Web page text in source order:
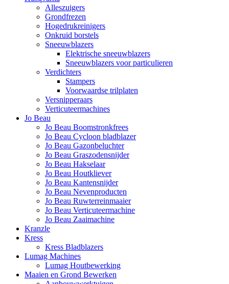
Alleszuigers
Grondfrezen
Hogedrukreinigers
Onkruid borstels
Sneeuwblazers
Elektrische sneeuwblazers
Sneeuwblazers voor particulieren
Verdichters
Stampers
Voorwaardse trilplaten
Versnipperaars
Verticuteermachines
Jo Beau
Jo Beau Boomstronkfrees
Jo Beau Cycloon bladblazer
Jo Beau Gazonbeluchter
Jo Beau Graszodensnijder
Jo Beau Hakselaar
Jo Beau Houtkliever
Jo Beau Kantensnijder
Jo Beau Nevenproducten
Jo Beau Ruwterreinmaaier
Jo Beau Verticuteermachine
Jo Beau Zaaimachine
Kranzle
Kress
Kress Bladblazers
Lumag Machines
Lumag Houtbewerking
Maaien en Grond Bewerken